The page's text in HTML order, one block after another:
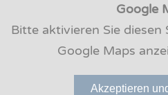
Google
Bitte aktivieren Sie
Google Maps
Akzeptieren